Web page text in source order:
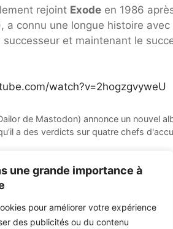
une grande importance à
pour améliorer votre expérience
des publicités ou du contenu
rejoint Exode en 1986
a connu une longue histoire
successeur et maintenant le
watch?v=2hogzgvyweU
de Mastodon) annonce un nouvel
a des verdicts sur quatre chefs